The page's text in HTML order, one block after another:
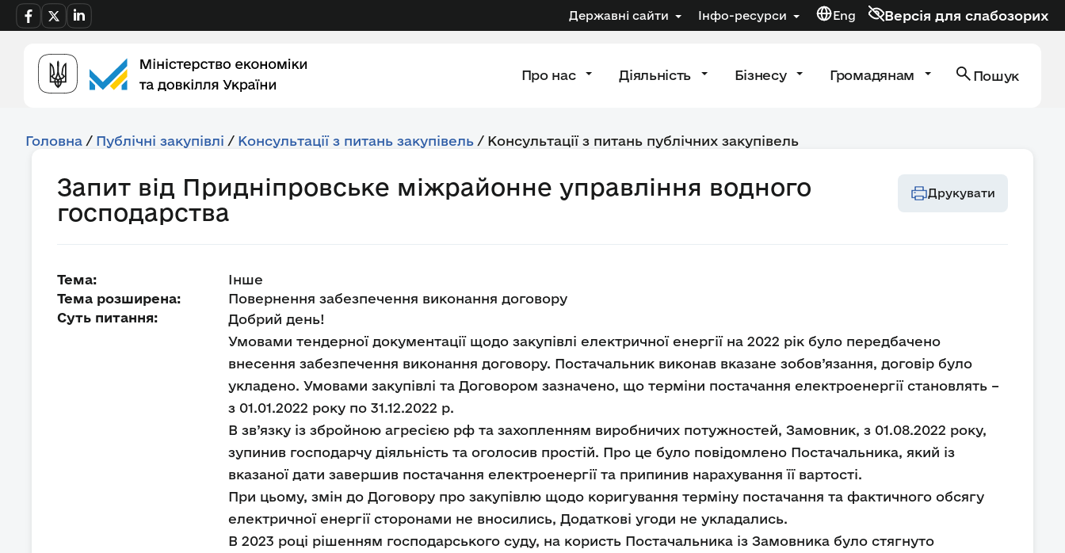
Державні сайти Інфо-ресурси Eng Версія для слабозорих
Про нас Діяльність Бізнесу Громадянам Пошук
Головна / Публічні закупівлі / Консультації з питань закупівель / Консультації з питань публічних закупівель
Запит від Придніпровське міжрайонне управління водного
господарства
Друкувати
Тема:
Інше
Тема розширена:
Повернення забезпечення виконання договору
Суть питання:
Добрий день!
Умовами тендерної документації щодо закупівлі електричної енергії на 2022 рік було передбачено
внесення забезпечення виконання договору. Постачальник виконав вказане зобов’язання, договір було
укладено. Умовами закупівлі та Договором зазначено, що терміни постачання електроенергії становлять –
з 01.01.2022 року по 31.12.2022 р.
В зв’язку із збройною агресією рф та захопленням виробничих потужностей, Замовник, з 01.08.2022 року,
зупинив господарчу діяльність та оголосив простій. Про це було повідомлено Постачальника, який із
вказаної дати завершив постачання електроенергії та припинив нарахування її вартості.
При цьому, змін до Договору про закупівлю щодо коригування терміну постачання та фактичного обсягу
електричної енергії сторонами не вносились, Додаткові угоди не укладались.
В 2023 році рішенням господарського суду, на користь Постачальника із Замовника було стягнуто